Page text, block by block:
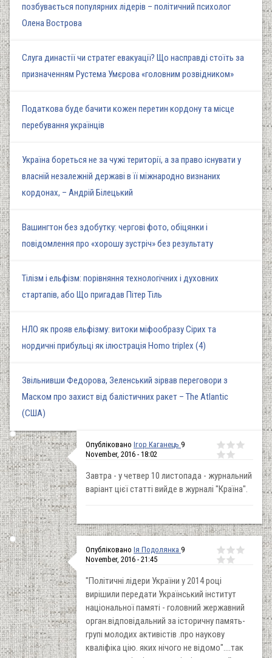
позбувається популярних лідерів – політичний психолог
Олена Вострова
Слуга династії чи стратег евакуації? Що насправді стоїть за
призначенням Рустема Умєрова «головним розвідником»
Податкова буде бачити кожен перетин кордону та місце
перебування українців
Україна бореться не за чужі території, а за право існувати у
власній незалежній державі в її міжнародно визнаних
кордонах, – Андрій Білецький
Вашингтон без здобутку: чергові фото, обіцянки і
повідомлення про «хорошу зустріч» без результату
Тілізм і ельфізм: порівняння технологічних і духовних
стартапів, або Що пригадав Пітер Тіль
НЛО як прояв ельфізму: витоки міфообразу Сірих та
нордичні прибульці як ілюстрація Homo triplex (4)
Звільнивши Федорова, Зеленський зірвав переговори з
Маском про захист від балістичних ракет – The Atlantic
(США)
Опубліковано Ігор Каганець 9
November, 2016 - 18:02
Завтра - у четвер 10 листопада - журнальний
варіант цієї статті вийде в журналі "Країна".
Опубліковано Ія Подолянка 9
November, 2016 - 21:45
"Політичні лідери України у 2014 році
вирішили передати Український інститут
національної памяті - головний жержавний
орган.відповідальний за історичну память-
групі молодих активістів .про наукову
кваліфіка цію. яких нічого не відомо"....так